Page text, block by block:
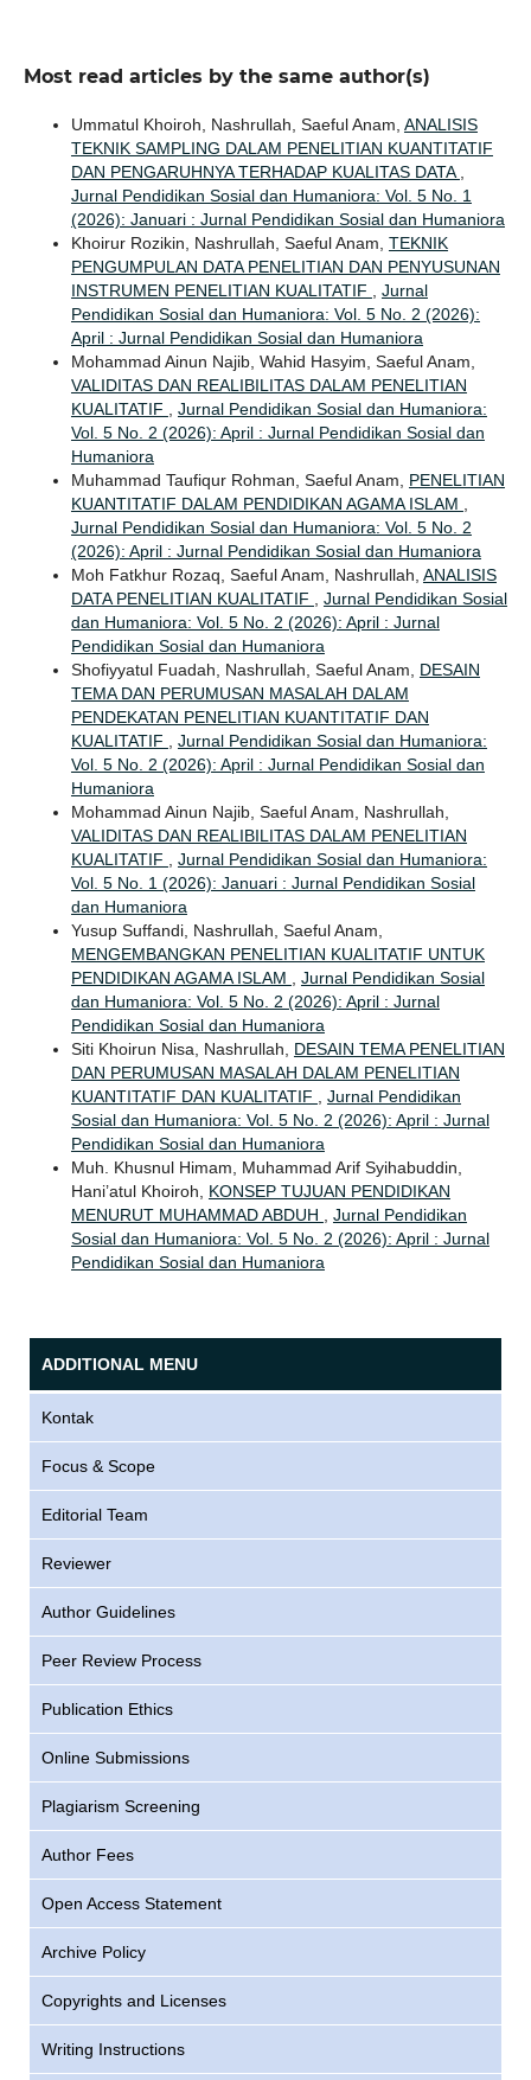
Most read articles by the same author(s)
Ummatul Khoiroh, Nashrullah, Saeful Anam, ANALISIS
TEKNIK SAMPLING DALAM PENELITIAN KUANTITATIF
DAN PENGARUHNYA TERHADAP KUALITAS DATA
Jurnal Pendidikan Sosial dan Humaniora: Vol. 5 No. 1
(2026): Januari : Jurnal Pendidikan Sosial dan Humaniora
Khoirur Rozikin, Nashrullah, Saeful Anam, TEKNIK
PENGUMPULAN DATA PENELITIAN DAN PENYUSUNAN
INSTRUMEN PENELITIAN KUALITATIF
Jurnal
Pendidikan Sosial dan Humaniora: Vol. 5 No. 2 (2026):
April : Jurnal Pendidikan Sosial dan Humaniora
Mohammad Ainun Najib, Wahid Hasyim, Saeful Anam,
VALIDITAS DAN REALIBILITAS DALAM PENELITIAN
KUALITATIF
Jurnal Pendidikan Sosial dan Humaniora:
Vol. 5 No. 2 (2026): April : Jurnal Pendidikan Sosial dan
Humaniora
Muhammad Taufiqur Rohman, Saeful Anam, PENELITIAN
KUANTITATIF DALAM PENDIDIKAN AGAMA ISLAM
Jurnal Pendidikan Sosial dan Humaniora: Vol. 5 No. 2
(2026): April : Jurnal Pendidikan Sosial dan Humaniora
Moh Fatkhur Rozaq, Saeful Anam, Nashrullah, ANALISIS
DATA PENELITIAN KUALITATIF
Jurnal Pendidikan Sosial
dan Humaniora: Vol. 5 No. 2 (2026): April : Jurnal
Pendidikan Sosial dan Humaniora
Shofiyyatul Fuadah, Nashrullah, Saeful Anam, DESAIN
TEMA DAN PERUMUSAN MASALAH DALAM
PENDEKATAN PENELITIAN KUANTITATIF DAN
KUALITATIF
Jurnal Pendidikan Sosial dan Humaniora:
Vol. 5 No. 2 (2026): April : Jurnal Pendidikan Sosial dan
Humaniora
Mohammad Ainun Najib, Saeful Anam, Nashrullah,
VALIDITAS DAN REALIBILITAS DALAM PENELITIAN
KUALITATIF
Jurnal Pendidikan Sosial dan Humaniora:
Vol. 5 No. 1 (2026): Januari : Jurnal Pendidikan Sosial
dan Humaniora
Yusup Suffandi, Nashrullah, Saeful Anam,
MENGEMBANGKAN PENELITIAN KUALITATIF UNTUK
PENDIDIKAN AGAMA ISLAM
Jurnal Pendidikan Sosial
dan Humaniora: Vol. 5 No. 2 (2026): April : Jurnal
Pendidikan Sosial dan Humaniora
Siti Khoirun Nisa, Nashrullah, DESAIN TEMA PENELITIAN
DAN PERUMUSAN MASALAH DALAM PENELITIAN
KUANTITATIF DAN KUALITATIF
Jurnal Pendidikan
Sosial dan Humaniora: Vol. 5 No. 2 (2026): April : Jurnal
Pendidikan Sosial dan Humaniora
Muh. Khusnul Himam, Muhammad Arif Syihabuddin,
Hani’atul Khoiroh, KONSEP TUJUAN PENDIDIKAN
MENURUT MUHAMMAD ABDUH
Jurnal Pendidikan
Sosial dan Humaniora: Vol. 5 No. 2 (2026): April : Jurnal
Pendidikan Sosial dan Humaniora
ADDITIONAL MENU
Kontak
Focus & Scope
Editorial Team
Reviewer
Author Guidelines
Peer Review Process
Publication Ethics
Online Submissions
Plagiarism Screening
Author Fees
Open Access Statement
Archive Policy
Copyrights and Licenses
Writing Instructions